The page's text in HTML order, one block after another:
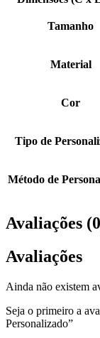
Tamanho
Material
Cor
Tipo de
Método de
Avaliações
Avaliações
Ainda não existem
Seja o primeiro a
Personalizado”